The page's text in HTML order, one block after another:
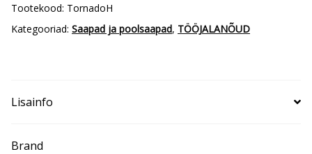
Tootekood: TornadoH
Kategooriad: Saapad ja poolsaapad, TÖÖJALANÕUD
Lisainfo
Brand